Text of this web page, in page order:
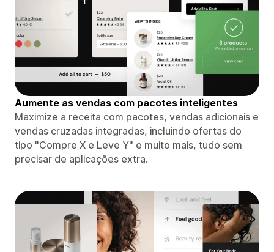
Aumente as vendas com pacotes inteligentes
Maximize a receita com pacotes, vendas adicionais e
vendas cruzadas integradas, incluindo ofertas do
tipo "Compre X e Leve Y" e muito mais, tudo sem
precisar de aplicações extra.